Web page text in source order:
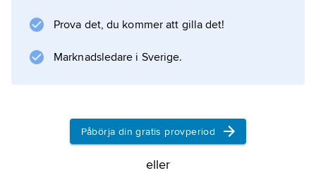
Information om artikeln
Prova det, du kommer att gilla det!
Marknadsledare i Sverige.
Påbörja din gratis provperiod
eller